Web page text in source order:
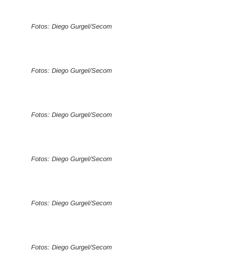
Fotos: Diego Gurgel/Secom
Fotos: Diego Gurgel/Secom
Fotos: Diego Gurgel/Secom
Fotos: Diego Gurgel/Secom
Fotos: Diego Gurgel/Secom
Fotos: Diego Gurgel/Secom